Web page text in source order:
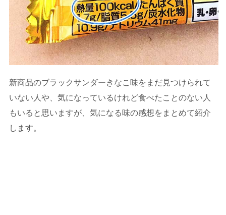
新商品のブラックサンダーきなこ味をまだ見つけられて
いない人や、気になっているけれど食べたことのない人
もいると思いますが、気になる味の感想をまとめて紹介
します。